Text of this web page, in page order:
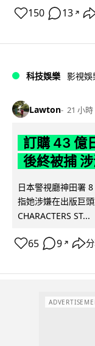
150 13 ↗
科技娛樂 影視娛
Lawton 21 小時
訂購 43 億
後終被捕
日本警視廳神田署
指她涉嫌在出版巨
CHARACTERS ST...
65 9 ↗